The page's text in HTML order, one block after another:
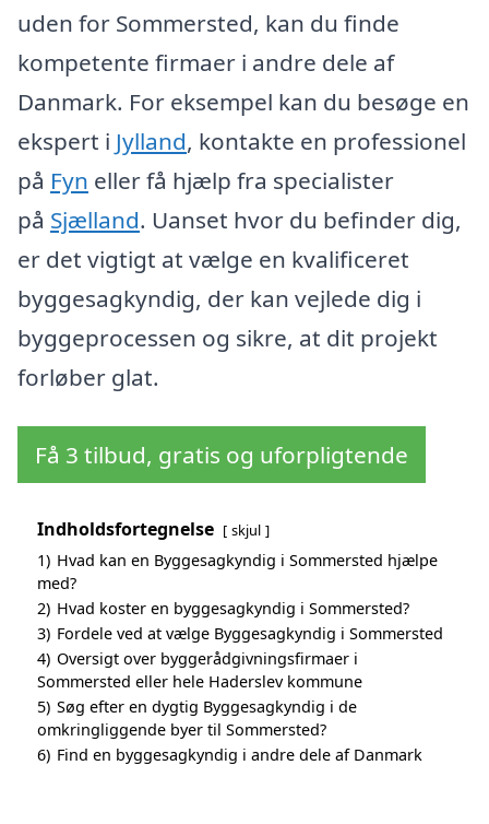
uden for Sommersted, kan du finde
kompetente firmaer i andre dele af
Danmark. For eksempel kan du besøge en
ekspert i Jylland, kontakte en professionel
på Fyn eller få hjælp fra specialister
på Sjælland. Uanset hvor du befinder dig,
er det vigtigt at vælge en kvalificeret
byggesagkyndig, der kan vejlede dig i
byggeprocessen og sikre, at dit projekt
forløber glat.
Få 3 tilbud, gratis og uforpligtende
Indholdsfortegnelse skjul
1) Hvad kan en Byggesagkyndig i Sommersted hjælpe
med?
2) Hvad koster en byggesagkyndig i Sommersted?
3) Fordele ved at vælge Byggesagkyndig i Sommersted
4) Oversigt over byggerådgivningsfirmaer i
Sommersted eller hele Haderslev kommune
5) Søg efter en dygtig Byggesagkyndig i de
omkringliggende byer til Sommersted?
6) Find en byggesagkyndig i andre dele af Danmark